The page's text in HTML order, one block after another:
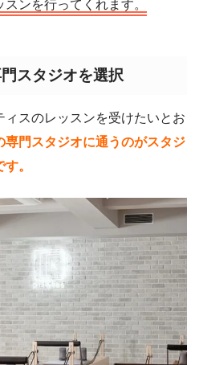
ンを行ってくれます。
スタジオを選択
スのレッスンを受けたいとお
専門スタジオに通うのがスタジ
。